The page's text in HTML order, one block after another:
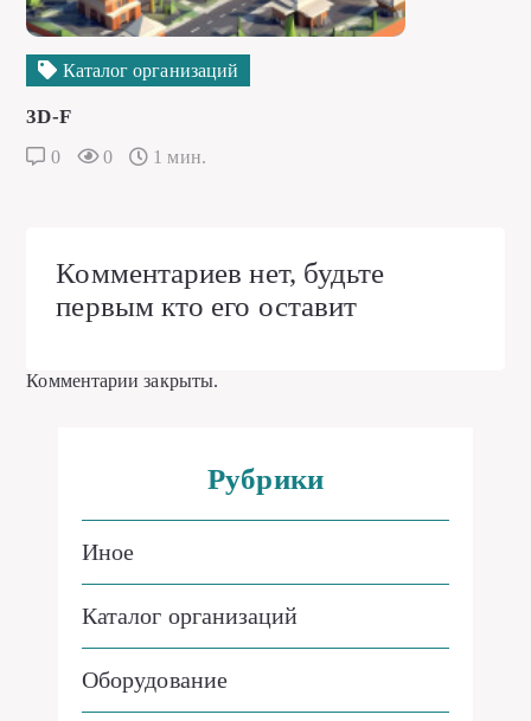
Каталог организаций
3D-F
0 0 1 мин.
Комментариев нет, будьте
первым кто его оставит
Комментарии закрыты.
Рубрики
Иное
Каталог организаций
Оборудование